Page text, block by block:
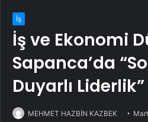
İş
İş ve Ekonomi
Sapanca’da
Duyarlı
MEHMET HAZBİN KAZBEK